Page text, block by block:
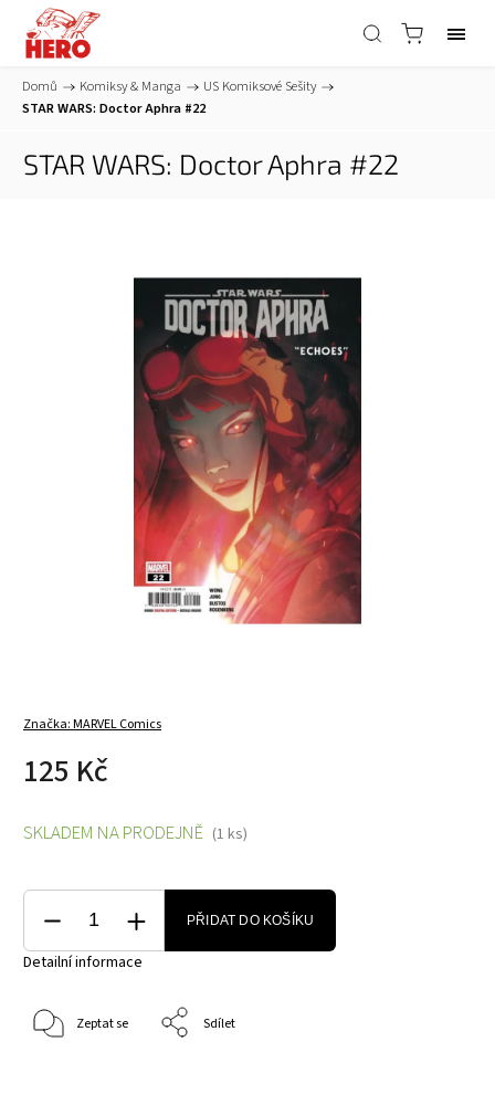
Domů / Komiksy & Manga / US Komiksové Sešity /
STAR WARS: Doctor Aphra #22
STAR WARS: Doctor Aphra #22
Značka:MARVEL Comics
125 Kč
SKLADEM NA PRODEJNĚ (1 ks)
PŘIDAT DO KOŠÍKU
Detailní informace
Zeptat se Sdílet